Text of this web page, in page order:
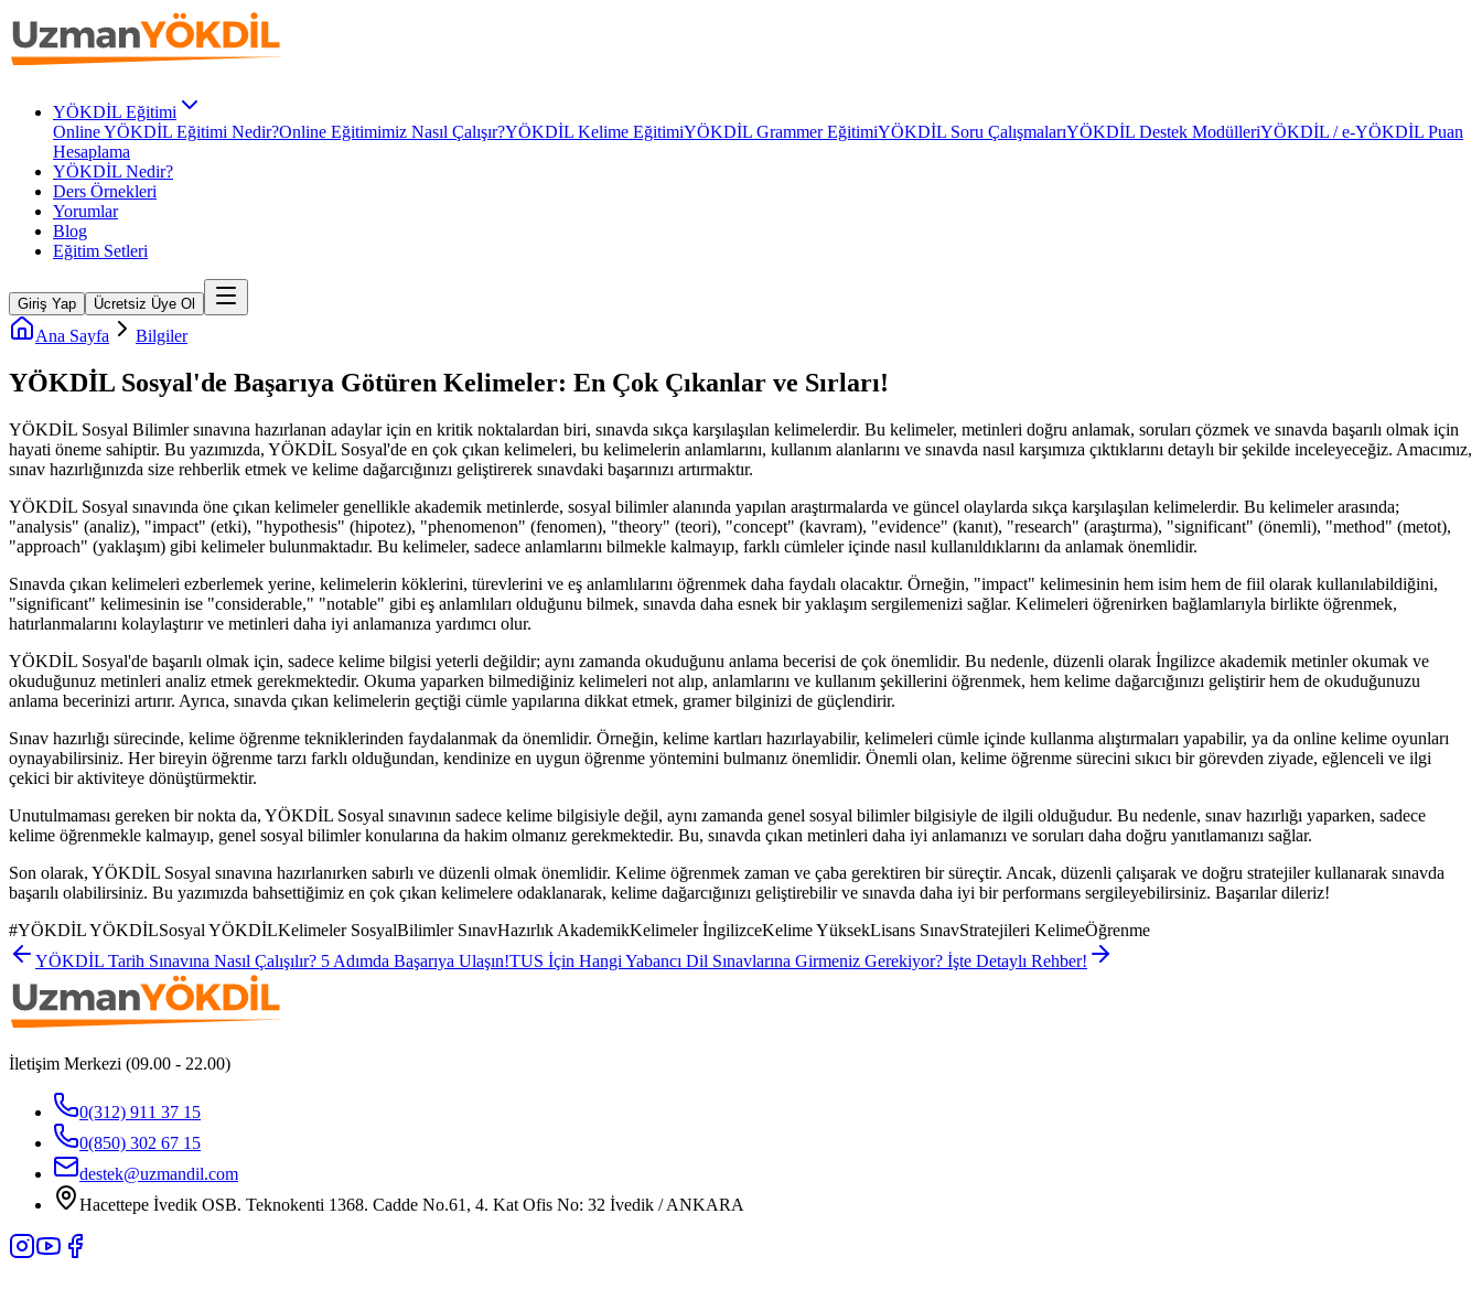
YÖKDİL Eğitimi
Online YÖKDİL Eğitimi Nedir?Online Eğitimimiz Nasıl Çalışır?YÖKDİL Kelime EğitimiYÖKDİL Grammer EğitimiYÖKDİL Soru ÇalışmalarıYÖKDİL Destek ModülleriYÖKDİL / e-YÖKDİL Puan
Hesaplama
YÖKDİL Nedir?
Ders Örnekleri
Yorumlar
Blog
Eğitim Setleri
Giriş Yap Ücretsiz Üye Ol
Ana Sayfa Bilgiler
YÖKDİL Sosyal'de Başarıya Götüren Kelimeler: En Çok Çıkanlar ve Sırları!
YÖKDİL Sosyal Bilimler sınavına hazırlanan adaylar için en kritik noktalardan biri, sınavda sıkça karşılaşılan kelimelerdir. Bu kelimeler, metinleri doğru anlamak, soruları çözmek ve sınavda başarılı olmak için
hayati öneme sahiptir. Bu yazımızda, YÖKDİL Sosyal'de en çok çıkan kelimeleri, bu kelimelerin anlamlarını, kullanım alanlarını ve sınavda nasıl karşımıza çıktıklarını detaylı bir şekilde inceleyeceğiz. Amacımız,
sınav hazırlığınızda size rehberlik etmek ve kelime dağarcığınızı geliştirerek sınavdaki başarınızı artırmaktır.
YÖKDİL Sosyal sınavında öne çıkan kelimeler genellikle akademik metinlerde, sosyal bilimler alanında yapılan araştırmalarda ve güncel olaylarda sıkça karşılaşılan kelimelerdir. Bu kelimeler arasında;
"analysis" (analiz), "impact" (etki), "hypothesis" (hipotez), "phenomenon" (fenomen), "theory" (teori), "concept" (kavram), "evidence" (kanıt), "research" (araştırma), "significant" (önemli), "method" (metot),
"approach" (yaklaşım) gibi kelimeler bulunmaktadır. Bu kelimeler, sadece anlamlarını bilmekle kalmayıp, farklı cümleler içinde nasıl kullanıldıklarını da anlamak önemlidir.
Sınavda çıkan kelimeleri ezberlemek yerine, kelimelerin köklerini, türevlerini ve eş anlamlılarını öğrenmek daha faydalı olacaktır. Örneğin, "impact" kelimesinin hem isim hem de fiil olarak kullanılabildiğini,
"significant" kelimesinin ise "considerable," "notable" gibi eş anlamlıları olduğunu bilmek, sınavda daha esnek bir yaklaşım sergilemenizi sağlar. Kelimeleri öğrenirken bağlamlarıyla birlikte öğrenmek,
hatırlanmalarını kolaylaştırır ve metinleri daha iyi anlamanıza yardımcı olur.
YÖKDİL Sosyal'de başarılı olmak için, sadece kelime bilgisi yeterli değildir; aynı zamanda okuduğunu anlama becerisi de çok önemlidir. Bu nedenle, düzenli olarak İngilizce akademik metinler okumak ve
okuduğunuz metinleri analiz etmek gerekmektedir. Okuma yaparken bilmediğiniz kelimeleri not alıp, anlamlarını ve kullanım şekillerini öğrenmek, hem kelime dağarcığınızı geliştirir hem de okuduğunuzu
anlama becerinizi artırır. Ayrıca, sınavda çıkan kelimelerin geçtiği cümle yapılarına dikkat etmek, gramer bilginizi de güçlendirir.
Sınav hazırlığı sürecinde, kelime öğrenme tekniklerinden faydalanmak da önemlidir. Örneğin, kelime kartları hazırlayabilir, kelimeleri cümle içinde kullanma alıştırmaları yapabilir, ya da online kelime oyunları
oynayabilirsiniz. Her bireyin öğrenme tarzı farklı olduğundan, kendinize en uygun öğrenme yöntemini bulmanız önemlidir. Önemli olan, kelime öğrenme sürecini sıkıcı bir görevden ziyade, eğlenceli ve ilgi
çekici bir aktiviteye dönüştürmektir.
Unutulmaması gereken bir nokta da, YÖKDİL Sosyal sınavının sadece kelime bilgisiyle değil, aynı zamanda genel sosyal bilimler bilgisiyle de ilgili olduğudur. Bu nedenle, sınav hazırlığı yaparken, sadece
kelime öğrenmekle kalmayıp, genel sosyal bilimler konularına da hakim olmanız gerekmektedir. Bu, sınavda çıkan metinleri daha iyi anlamanızı ve soruları daha doğru yanıtlamanızı sağlar.
Son olarak, YÖKDİL Sosyal sınavına hazırlanırken sabırlı ve düzenli olmak önemlidir. Kelime öğrenmek zaman ve çaba gerektiren bir süreçtir. Ancak, düzenli çalışarak ve doğru stratejiler kullanarak sınavda
başarılı olabilirsiniz. Bu yazımızda bahsettiğimiz en çok çıkan kelimelere odaklanarak, kelime dağarcığınızı geliştirebilir ve sınavda daha iyi bir performans sergileyebilirsiniz. Başarılar dileriz!
#YÖKDİL YÖKDİLSosyal YÖKDİLKelimeler SosyalBilimler SınavHazırlık AkademikKelimeler İngilizceKelime YüksekLisans SınavStratejileri KelimeÖğrenme
YÖKDİL Tarih Sınavına Nasıl Çalışılır? 5 Adımda Başarıya Ulaşın!TUS İçin Hangi Yabancı Dil Sınavlarına Girmeniz Gerekiyor? İşte Detaylı Rehber!
İletişim Merkezi (09.00 - 22.00)
0(312) 911 37 15
0(850) 302 67 15
destek@uzmandil.com
Hacettepe İvedik OSB. Teknokenti 1368. Cadde No.61, 4. Kat Ofis No: 32 İvedik / ANKARA